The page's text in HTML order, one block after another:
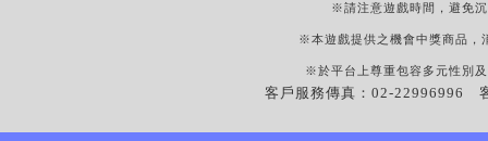
※請注意遊戲時間，避免
※本遊戲提供之機會中獎商品，
※於平台上尊重包容多元性別
客戶服務傳真：02-22996996